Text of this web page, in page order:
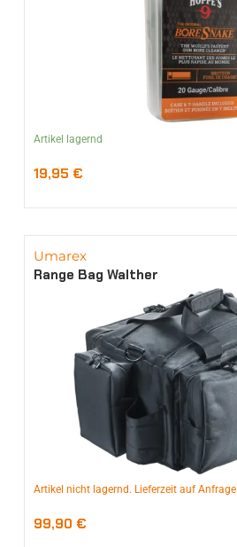
Artikel lagernd
19,95 €
Umarex
Range Bag Walther
Artikel nicht lagernd. Lieferzeit auf Anfrage
99,90 €